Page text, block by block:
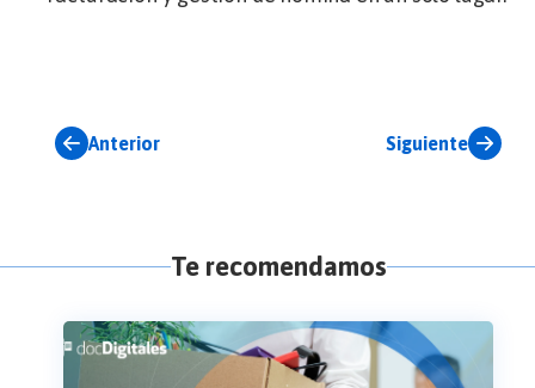
Anterior Siguiente
Te recomendamos